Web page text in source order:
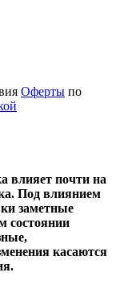
Оферты по
влияет почти на
Под влиянием
заметные
состоянии
касаются